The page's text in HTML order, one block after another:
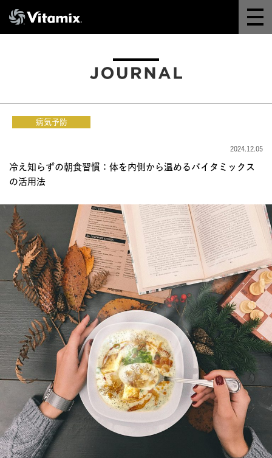
オンラインストア
レシピ
よくある質問
製品情報
JOURNAL
レビュー
病気予防
2024.12.05
冷え知らずの朝食習慣：体を内側から温めるバイタミックス
の活用法